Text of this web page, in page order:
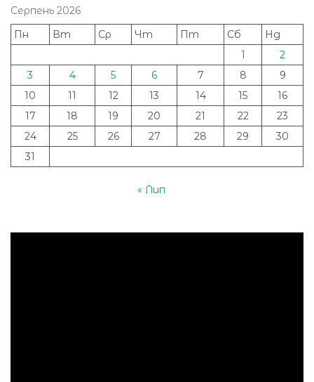
Серпень 2026
Пн
Вт Ср Чт Пт Сб
Нд
1
2
3
4 5 6 7 8
9
10
11 12 13 14 15
16
17
18 19 20 21 22
23
24
25 26 27 28 29
30
31
« Лип